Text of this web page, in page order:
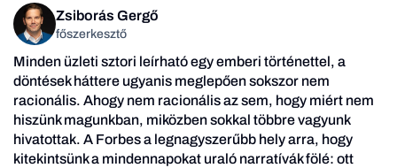
Zsiborás Gergő
főszerkesztő
Minden üzleti sztori leírható egy emberi történettel, a
döntések háttere ugyanis meglepően sokszor nem
racionális. Ahogy nem racionális az sem, hogy miért nem
hiszünk magunkban, miközben sokkal többre vagyunk
hivatottak. A Forbes a legnagyszerűbb hely arra, hogy
kitekintsünk a mindennapokat uraló narratívák fölé: ott